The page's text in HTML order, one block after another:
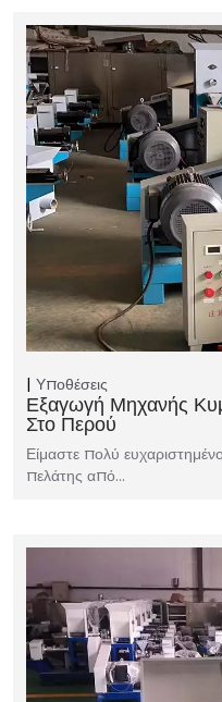
Υποθέσεις
Εξαγωγή Μηχανής
Στο Περού
Είμαστε πολύ
πελάτης από…